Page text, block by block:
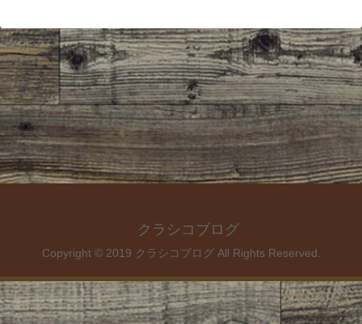
クラシコブログ
Copyright © 2019 クラシコブログ All Rights Reserved.